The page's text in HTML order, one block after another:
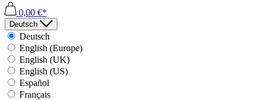
0,00 €*
Deutsch
Deutsch
English (Europe)
English (UK)
English (US)
Español
Français